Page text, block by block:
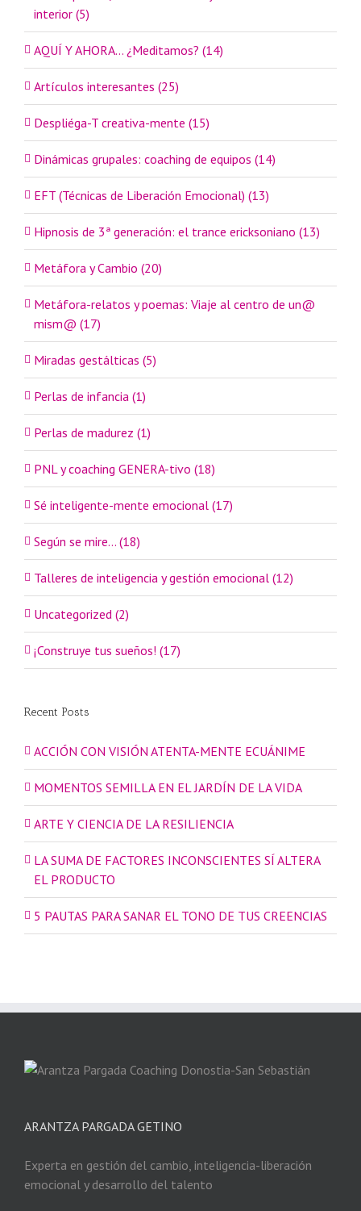
interior (5)
AQUÍ Y AHORA… ¿Meditamos? (14)
Artículos interesantes (25)
Despliéga-T creativa-mente (15)
Dinámicas grupales: coaching de equipos (14)
EFT (Técnicas de Liberación Emocional) (13)
Hipnosis de 3ª generación: el trance ericksoniano (13)
Metáfora y Cambio (20)
Metáfora-relatos y poemas: Viaje al centro de un@
mism@ (17)
Miradas gestálticas (5)
Perlas de infancia (1)
Perlas de madurez (1)
PNL y coaching GENERA-tivo (18)
Sé inteligente-mente emocional (17)
Según se mire… (18)
Talleres de inteligencia y gestión emocional (12)
Uncategorized (2)
¡Construye tus sueños! (17)
Recent Posts
ACCIÓN CON VISIÓN ATENTA-MENTE ECUÁNIME
MOMENTOS SEMILLA EN EL JARDÍN DE LA VIDA
ARTE Y CIENCIA DE LA RESILIENCIA
LA SUMA DE FACTORES INCONSCIENTES SÍ ALTERA
EL PRODUCTO
5 PAUTAS PARA SANAR EL TONO DE TUS CREENCIAS
ARANTZA PARGADA GETINO
Experta en gestión del cambio, inteligencia-liberación
emocional y desarrollo del talento